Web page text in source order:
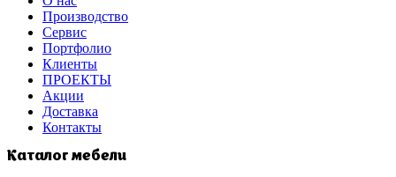
Производство
Сервис
Портфолио
Клиенты
ПРОЕКТЫ
Акции
Доставка
Контакты
Каталог мебели